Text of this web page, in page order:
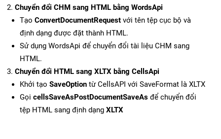
Chuyển đổi CHM sang HTML bằng WordsApi
Tạo ConvertDocumentRequest với tên tệp cục bộ và
định dạng được đặt thành HTML.
Sử dụng WordsApi để chuyển đổi tài liệu CHM sang
HTML.
Chuyển đổi HTML sang XLTX bằng CellsApi
Khởi tạo SaveOption từ CellsAPI với SaveFormat là XLTX
Gọi cellsSaveAsPostDocumentSaveAs để chuyển đổi
tệp HTML sang định dạng XLTX